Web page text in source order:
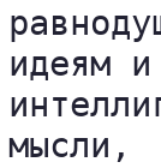
идеям
мысли,